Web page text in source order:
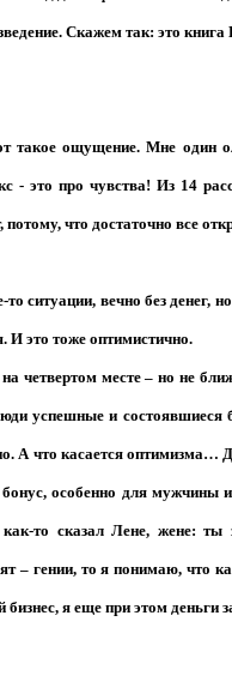
Скажем так: это
такое ощущение. Мне один
- это про чувства! Из 14
что достаточно все
ситуации, вечно без денег,
И это тоже оптимистично.
четвертом месте – но не
успешные и состоявшиеся
А что касается
особенно для мужчины
то сказал Лене, жене:
– гении, то я понимаю, что
бизнес, я еще при этом